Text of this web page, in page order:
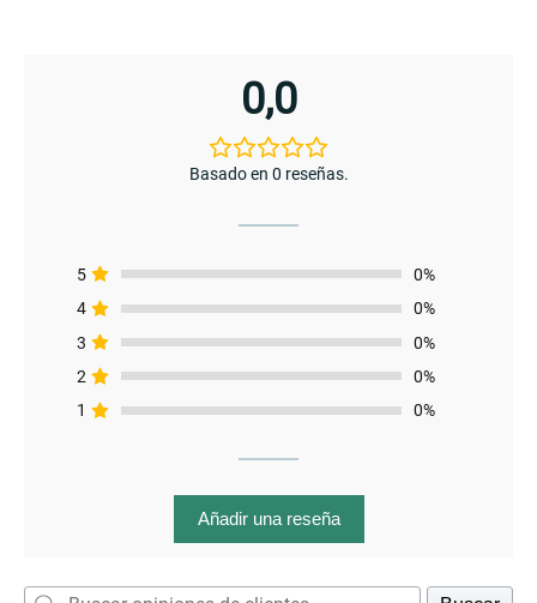
0,0
Basado en 0 reseñas.
5
0%
4
0%
3
0%
2
0%
1
0%
Añadir una reseña